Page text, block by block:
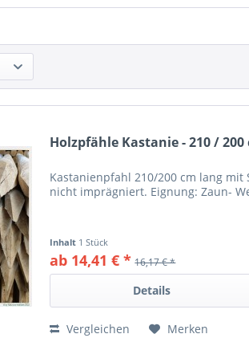
Holzpfähle Kastanie - 210 /
Kastanienpfahl 210/200 cm lang
nicht imprägniert. Eignung: Zaun-
Inhalt 1 Stück
ab 14,41 € * 16,17 € *
Details
Vergleichen Merken